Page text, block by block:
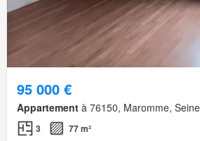
95 000 €
Appartement à 76150, Maromme,
3 77 m²